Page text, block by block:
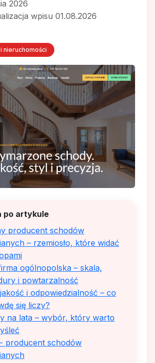
2026
wpisu 01.08.2026
nieruchomości
po artykule
producent schodów
– rzemiosło, które widać
ogólnopolska – skala,
i powtarzalność
i odpowiedzialność – co
się liczy?
na lata – wybór, który warto
producent schodów